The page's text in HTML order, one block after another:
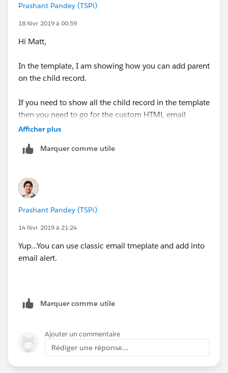
Prashant Pandey (TSPi)
18 févr. 2019 à 00:59
Hi Matt,
In the template, I am showing how you can add parent
on the child record.
If you need to show all the child record in the template
then you need to go for the custom HTML email
template.
Afficher plus
Marquer comme utile
Prashant Pandey (TSPi)
14 févr. 2019 à 21:24
Yup...You can use classic email tmeplate and add into
email alert.
Marquer comme utile
Ajouter un commentaire
Rédiger une réponse...